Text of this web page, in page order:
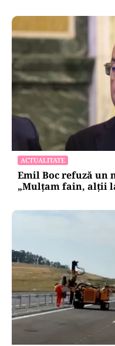
ACTUALITATE
Emil Boc refuză un
„Mulțam fain, alții